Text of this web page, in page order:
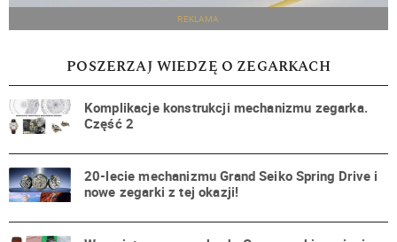
REKLAMA
POSZERZAJ WIEDZĘ O ZEGARKACH
Komplikacje konstrukcji mechanizmu zegarka.
Część 2
20-lecie mechanizmu Grand Seiko Spring Drive i
nowe zegarki z tej okazji!